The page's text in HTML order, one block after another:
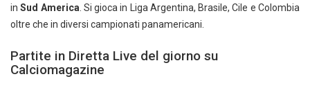
inSud America. Si gioca in Liga Argentina, Brasile, Cile e Colombia
oltre che in diversi campionati panamericani.
Partite in Diretta Live del giorno su
Calciomagazine